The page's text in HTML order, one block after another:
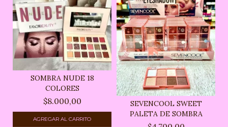
SOMBRA NUDE 18
COLORES
$8.000,00
SEVENCOOL SWEET
PALETA DE SOMBRA